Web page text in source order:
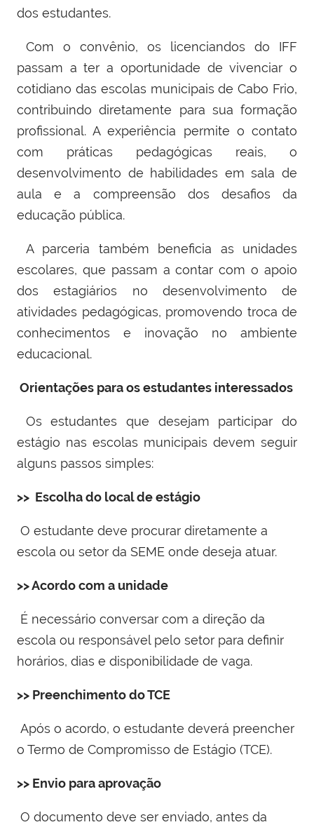
dos estudantes.
Com o convênio, os licenciandos do IFF
passam a ter a oportunidade de vivenciar o
cotidiano das escolas municipais de Cabo Frio,
contribuindo diretamente para sua formação
profissional. A experiência permite o contato
com práticas pedagógicas reais, o
desenvolvimento de habilidades em sala de
aula e a compreensão dos desafios da
educação pública.
A parceria também beneficia as unidades
escolares, que passam a contar com o apoio
dos estagiários no desenvolvimento de
atividades pedagógicas, promovendo troca de
conhecimentos e inovação no ambiente
educacional.
Orientações para os estudantes interessados
Os estudantes que desejam participar do
estágio nas escolas municipais devem seguir
alguns passos simples:
>> Escolha do local de estágio
O estudante deve procurar diretamente a
escola ou setor da SEME onde deseja atuar.
>> Acordo com a unidade
É necessário conversar com a direção da
escola ou responsável pelo setor para definir
horários, dias e disponibilidade de vaga.
>> Preenchimento do TCE
Após o acordo, o estudante deverá preencher
o Termo de Compromisso de Estágio (TCE).
>> Envio para aprovação
O documento deve ser enviado, antes da